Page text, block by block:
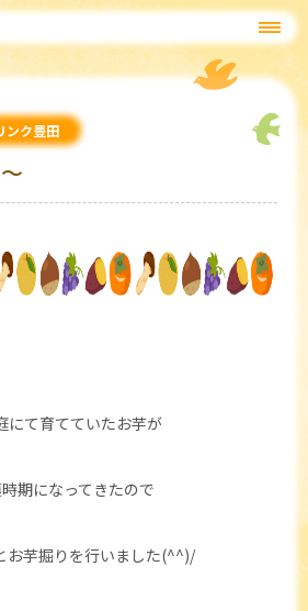
ンク豊田
にて育てていたお芋が
期になってきたので
お芋掘りを行いました(^^)/